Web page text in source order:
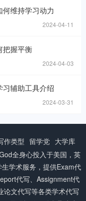
维持学习动力
2024-04-11
把握平衡
2024-04-03
辅助工具介绍
2024-03-31
作类型 留学党 大学库
全身心投入于美国，英
学术服务，提供Exam代
代写、Assignment代
论文代写等各类学术代写